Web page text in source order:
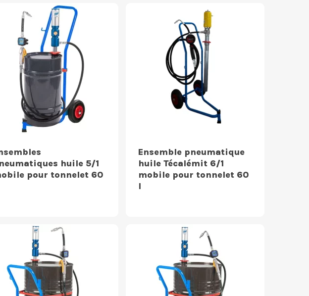
huile 5/1
pour tonnelet 60
Ensemble pneumatique
huile Técalémit 6/1
mobile pour tonnelet 60
l